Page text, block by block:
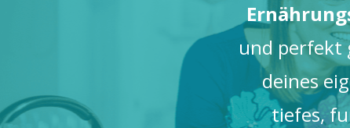
und perfekt
deines
tiefes,